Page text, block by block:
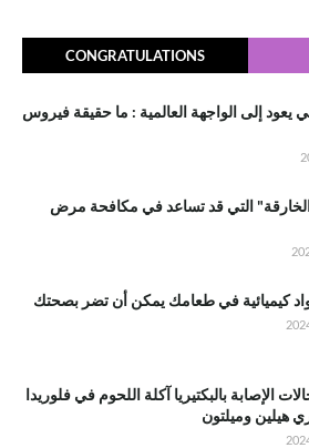
CONGRATULATIONS
يعود إلى الواجهة العالمية : ما حقيقة فيروس
الخارقة" التي قد تساعد في مكافحة مرض
الإصابة بالبكتيريا آكلة اللحوم في فلوريدا
هيلين وميلتون